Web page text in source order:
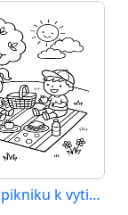
Obrázek pikniku k vytištění